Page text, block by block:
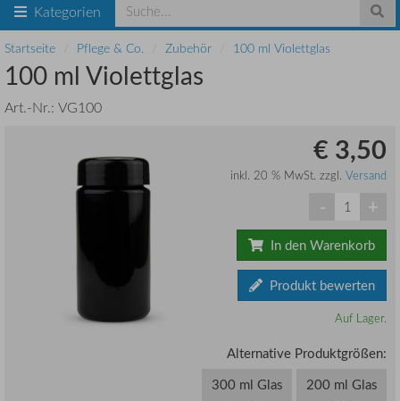
Kategorien
Startseite Pflege & Co. Zubehör 100 ml Violettglas
100 ml Violettglas
Art.-Nr.: VG100
€ 3,50
inkl. 20 % MwSt. zzgl. Versand
- +
In den Warenkorb
Produkt bewerten
Auf Lager.
Alternative Produktgrößen:
200 ml Glas
300 ml Glas